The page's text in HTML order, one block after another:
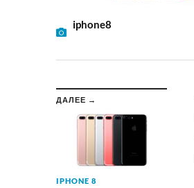
iphone8
ДАЛЕЕ →
IPHONE 8